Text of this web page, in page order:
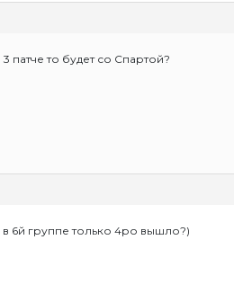
3 патче то будет со Спартой?
в 6й группе только 4ро вышло?)